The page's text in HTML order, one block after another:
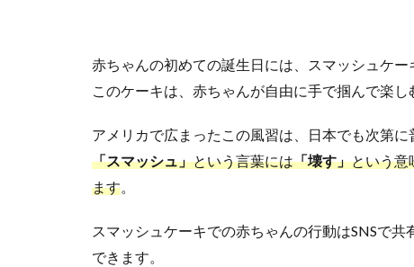
赤ちゃんの初めての誕生日には、スマッシュケー
このケーキは、赤ちゃんが自由に手で掴んで楽し
アメリカで広まったこの風習は、日本でも次第に
「スマッシュ」という言葉には「壊す」という意
ます。
スマッシュケーキでの赤ちゃんの行動はSNSで
できます。